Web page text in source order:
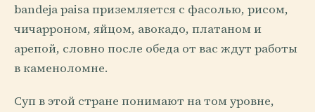
bandeja paisa приземляется с фасолью, рисом,
чичарроном, яйцом, авокадо, платаном и
арепой, словно после обеда от вас ждут работы
в каменоломне.
Суп в этой стране понимают на том уровне,